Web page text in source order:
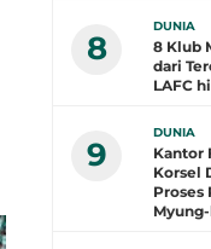
8
DUNIA
8 Klub
dari
LAFC
9
DUNIA
Kantor
Korsel
Proses